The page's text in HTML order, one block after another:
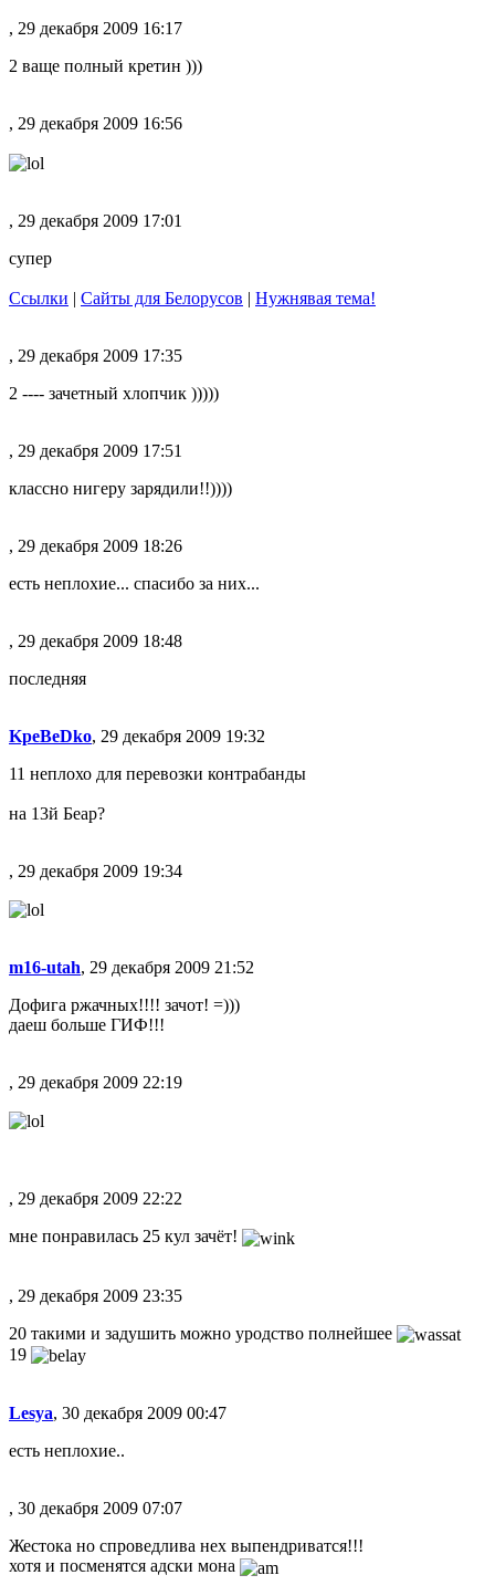
, 29 декабря 2009 16:17
2 ваще полный кретин )))
, 29 декабря 2009 16:56
, 29 декабря 2009 17:01
супер
Ссылки | Сайты для Белорусов | Нужнявая тема!
, 29 декабря 2009 17:35
2 ---- зачетный хлопчик )))))
, 29 декабря 2009 17:51
классно нигеру зарядили!!))))
, 29 декабря 2009 18:26
есть неплохие... спасибо за них...
, 29 декабря 2009 18:48
последняя
KpeBeDko, 29 декабря 2009 19:32
11 неплохо для перевозки контрабанды
на 13й Беар?
, 29 декабря 2009 19:34
m16-utah, 29 декабря 2009 21:52
Дофига ржачных!!!! зачот! =)))
даеш больше ГИФ!!!
, 29 декабря 2009 22:19
, 29 декабря 2009 22:22
мне понравилась 25 кул зачёт!
, 29 декабря 2009 23:35
20 такими и задушить можно уродство полнейшее
19
Lesya, 30 декабря 2009 00:47
есть неплохие..
, 30 декабря 2009 07:07
Жестока но спроведлива нех выпендриватся!!!
хотя и посменятся адски мона